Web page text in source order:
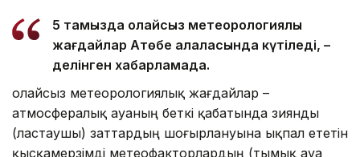
5 тамызда қолайсыз метеорологиялық
жағдайлар Ақтөбе қалаласында күтіледі, –
делінген хабарламада.
Қолайсыз метеорологиялық жағдайлар –
атмосфералық ауаның беткі қабатында зиянды
(ластаушы) заттардың шоғырлануына ықпал ететін
қысқамерзімді метеофакторлардың (тымық ауа